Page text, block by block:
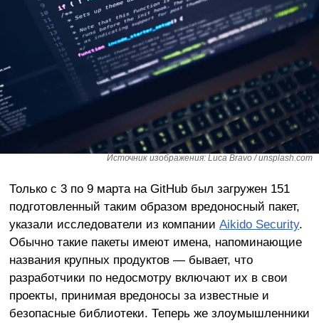
Источник изображения: Luca Bravo / unsplash.com
Только с 3 по 9 марта на GitHub был загружен 151
подготовленный таким образом вредоносный пакет,
указали исследователи из компании Aikido Security.
Обычно такие пакеты имеют имена, напоминающие
названия крупных продуктов — бывает, что
разработчики по недосмотру включают их в свои
проекты, принимая вредоносы за известные и
безопасные библиотеки. Теперь же злоумышленники